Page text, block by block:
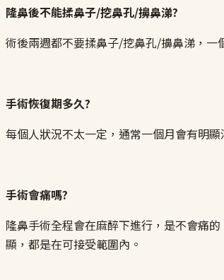
隆鼻後不能揉鼻子/挖鼻孔/擤鼻涕?
術後兩週都不要揉鼻子/挖鼻孔/擤鼻涕，
手術恢復期多久?
每個人狀況不太一定，通常一個月會有明
手術會痛嗎?
隆鼻手術全程會在麻醉下進行，是不會痛
顯，都是在可接受範圍內。